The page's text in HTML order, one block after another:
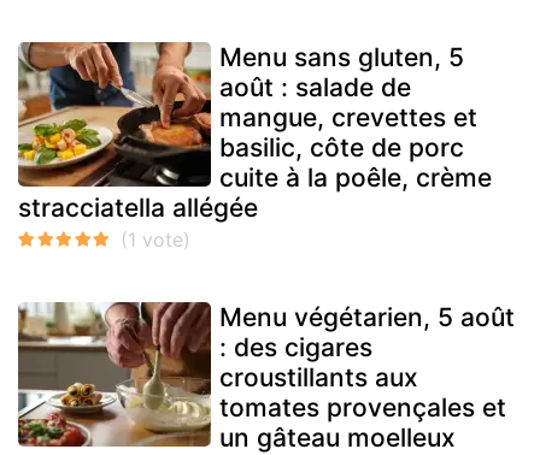
Menu sans gluten, 5
août : salade de
mangue, crevettes et
basilic, côte de porc
cuite à la poêle, crème
stracciatella allégée
Menu végétarien, 5 août
: des cigares
croustillants aux
tomates provençales et
un gâteau moelleux